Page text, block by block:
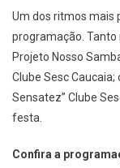
Um dos ritmos mais
programação. Tanto
Projeto Nosso
Clube Sesc
Sensatez” Clube
festa.
Confira a